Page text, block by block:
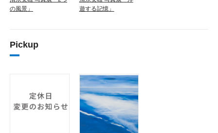
の風景」
遊する記憶」
Pickup